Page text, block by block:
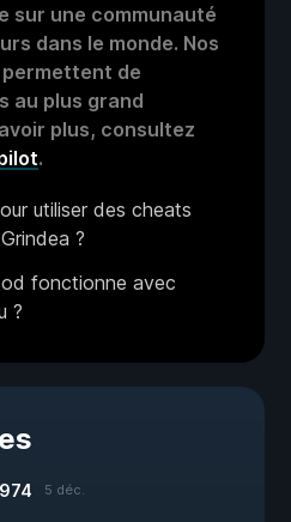
sur une communauté
dans le monde. Nos
permettent de
au plus grand
plus, consultez
.
utiliser des cheats
?
fonctionne avec
?
5 déc.